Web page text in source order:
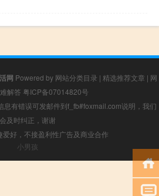
网 Powered by 网站分类目录 | 精选推荐文章 | 网
解答 粤ICP备07014820号
息有错误可发邮件到f_fb#foxmail.com说明，我们
会及时纠正，谢谢
好，不接盈利性广告及商业合作
小男孩